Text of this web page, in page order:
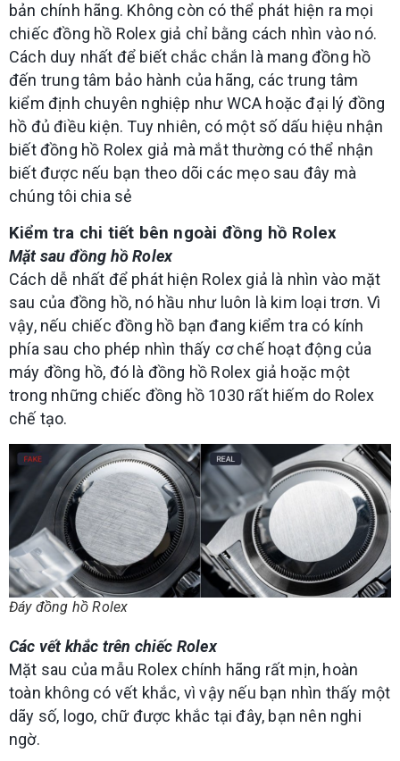
bản chính hãng. Không còn có thể phát hiện ra mọi
chiếc đồng hồ Rolex giả chỉ bằng cách nhìn vào nó.
Cách duy nhất để biết chắc chắn là mang đồng hồ
đến trung tâm bảo hành của hãng, các trung tâm
kiểm định chuyên nghiệp như WCA hoặc đại lý đồng
hồ đủ điều kiện. Tuy nhiên, có một số dấu hiệu nhận
biết đồng hồ Rolex giả mà mắt thường có thể nhận
biết được nếu bạn theo dõi các mẹo sau đây mà
chúng tôi chia sẻ
Kiểm tra chi tiết bên ngoài đồng hồ Rolex
Mặt sau đồng hồ Rolex
Cách dễ nhất để phát hiện Rolex giả là nhìn vào mặt
sau của đồng hồ, nó hầu như luôn là kim loại trơn. Vì
vậy, nếu chiếc đồng hồ bạn đang kiểm tra có kính
phía sau cho phép nhìn thấy cơ chế hoạt động của
máy đồng hồ, đó là đồng hồ Rolex giả hoặc một
trong những chiếc đồng hồ 1030 rất hiếm do Rolex
chế tạo.
Đáy đồng hồ Rolex
Các vết khắc trên chiếc Rolex
Mặt sau của mẫu Rolex chính hãng rất mịn, hoàn
toàn không có vết khắc, vì vậy nếu bạn nhìn thấy một
dãy số, logo, chữ được khắc tại đây, bạn nên nghi
ngờ.